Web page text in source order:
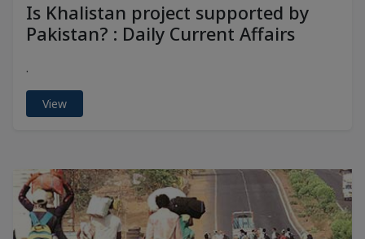
Is Khalistan project supported by
Pakistan? : Daily Current Affairs
.
View